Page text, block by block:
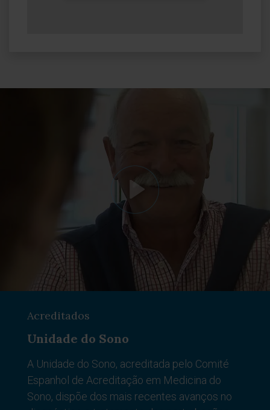
Acreditados
Unidade do Sono
A Unidade do Sono, acreditada pelo Comité
Espanhol de Acreditação em Medicina do
Sono, dispõe dos mais recentes avanços no